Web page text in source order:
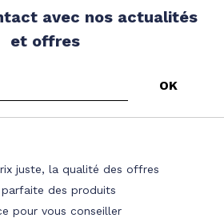
avec nos actualités
et offres
juste, la qualité des offres
parfaite des produits
pour vous conseiller